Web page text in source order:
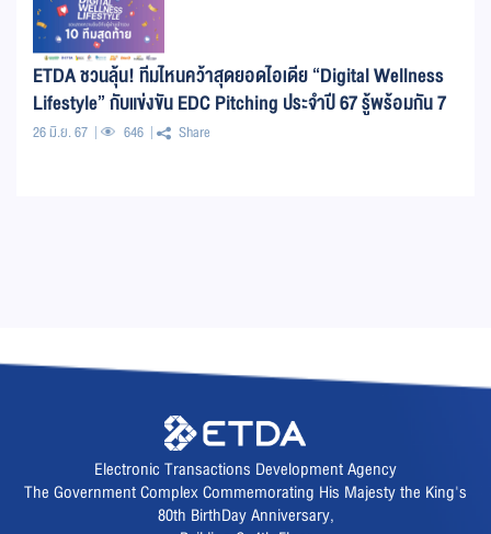
ETDA ชวนลุ้น! ทีมไหนคว้าสุดยอดไอเดีย “Digital Wellness
Lifestyle” กับแข่งขัน EDC Pitching ประจำปี 67 รู้พร้อมกัน 7
ส.ค. นี้
26 มิ.ย. 67 646 Share
Electronic Transactions Development Agency
The Government Complex Commemorating His Majesty the King's
80th BirthDay Anniversary,